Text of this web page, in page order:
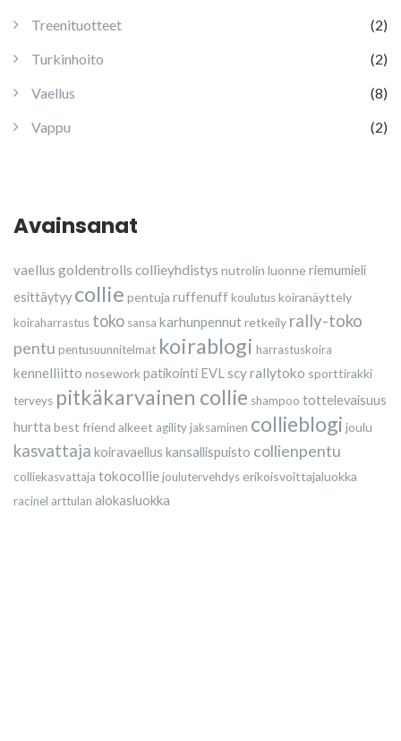
Treenituotteet
(2)
Turkinhoito
(2)
Vaellus
(8)
Vappu
(2)
Avainsanat
vaellus goldentrolls collieyhdistys nutrolin luonneriemumieli
esittäytyy collie pentuja ruffenuffkoulutuskoiranäyttely
koiraharrastus toko sansa karhunpennutretkeily rally-toko
pentu pentusuunnitelmat koirablogi harrastuskoira
kennelliitto noseworkpatikointi EVL scyrallytoko sporttirakki
terveys pitkäkarvainen collie shampoo tottelevaisuus
hurtta best friend alkeet agilityjaksaminen collieblogi joulu
kasvattaja koiravaellus kansallispuisto collienpentu
colliekasvattaja tokocolliejoulutervehdys erikoisvoittajaluokka
racinel arttulan alokasluokka